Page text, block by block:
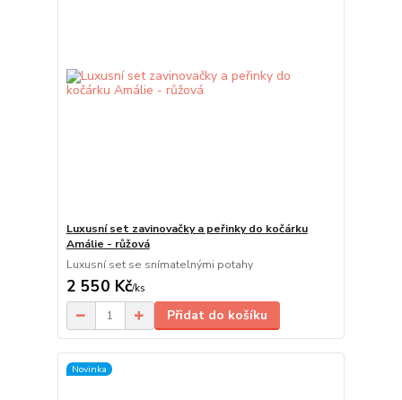
Luxusní set zavinovačky a peřinky do kočárku
Amálie - růžová
Luxusní set se snímatelnými potahy
2 550 Kč/ks
Přidat do košíku
Novinka